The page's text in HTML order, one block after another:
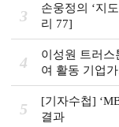
3
손웅정의 ‘지
리 77]
4
이성원 트러스
여 활동 기업
할”
5
[기자수첩]
결과